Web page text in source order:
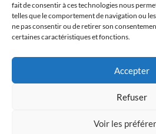
fait de consentir à ces technologies nous
telles que le comportement de navigation ou
ne pas consentir ou de retirer son
certaines caractéristiques et fonctions.
Accepter
Refuser
Voir les
Politique de cookies
| Designed by:Theme Freesia|